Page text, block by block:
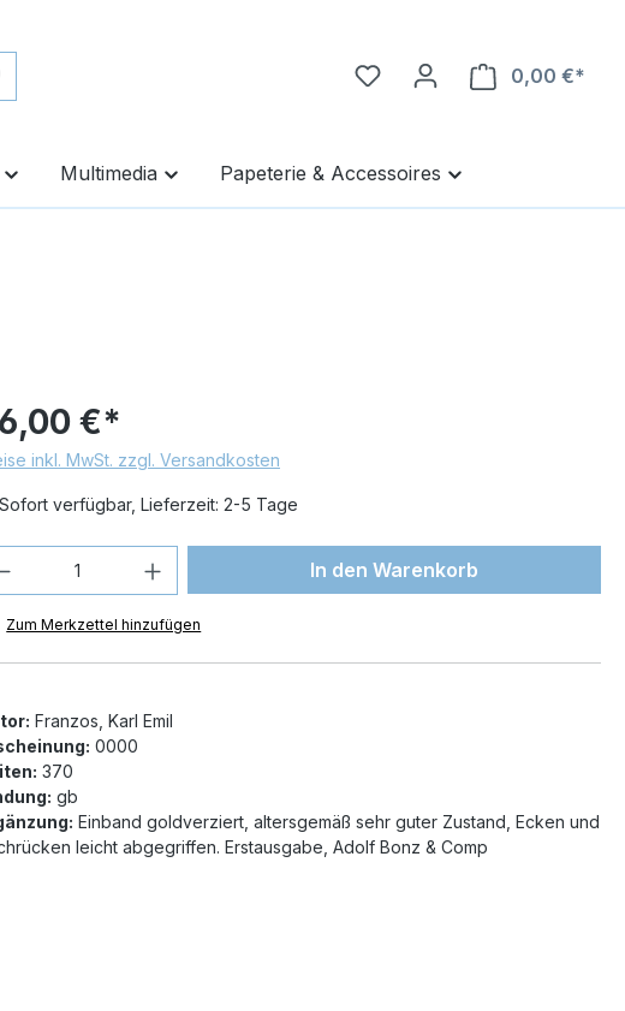
0,00 €*
Multimedia Papeterie & Accessoires
€*
inkl. MwSt. zzgl. Versandkosten
Sofort verfügbar, Lieferzeit: 2-5 Tage
Anzahl: Gib den gewünschten Wert
In den Warenkorb
Zum Merkzettel hinzufügen
Franzos, Karl Emil
0000
370
gb
Einband goldverziert, altersgemäß sehr guter Zustand, Ecken und
leicht abgegriffen. Erstausgabe, Adolf Bonz & Comp